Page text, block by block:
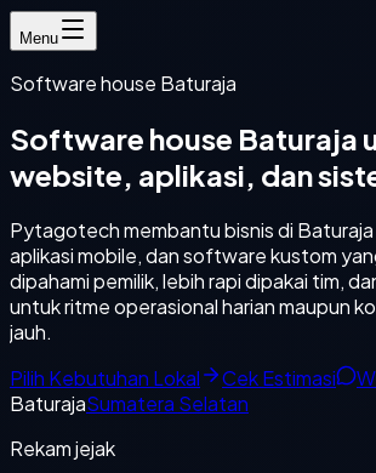
Menu
Software house Baturaja
Software house Baturaja
website, aplikasi, dan
Pytagotech membantu bisnis di
aplikasi mobile, dan software kustom
dipahami pemilik, lebih rapi dipakai tim,
untuk ritme operasional harian maupun
jauh.
Pilih Kebutuhan Lokal
Cek Estimasi
BaturajaSumatera Selatan
Rekam jejak